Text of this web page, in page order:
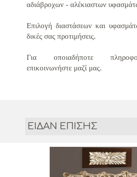
αδιάβροχων - αλέκιαστων
Επιλογή διαστάσεων και
δικές σας προτιμήσεις.
Για οποιαδήποτε
επικοινωνήστε μαζί μας.
ΕΙΔΑΝ ΕΠΙΣΗΣ